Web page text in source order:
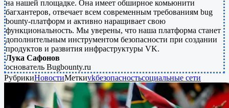
на нашей площадке. Она имеет обширное комьюнити
багхантеров, отвечает всем современным требованиям bug
bounty-платформ и активно наращивает свою
функциональность. Мы уверены, что наша платформа станет
дополнительным инструментом безопасности при создании
продуктов и развития инфраструктуры VK.
Лука Сафонов
основатель Bugbounty.ru
РубрикиНовостиМеткиvkбезопасностьсоциальные сети